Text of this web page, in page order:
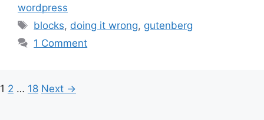
wordpress
Tags
blocks, doing it wrong, gutenberg
1 Comment
Page
1 Page
2 … Page
18 Next →